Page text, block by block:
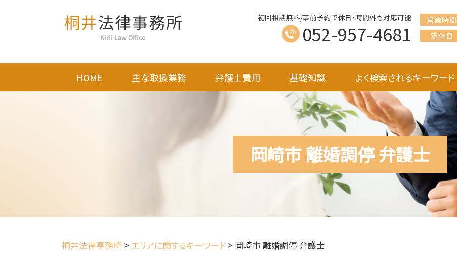
岡崎市 離婚調停 弁護士
初回相談無料/事前予約で休日・時間外も対応可能
052-957-4681
営業時間
定休日
HOME 主な取扱業務 弁護士費用 基礎知識 よく検索されるキーワード
桐井法律事務所 > エリアに関するキーワード > 岡崎市 離婚調停 弁護士